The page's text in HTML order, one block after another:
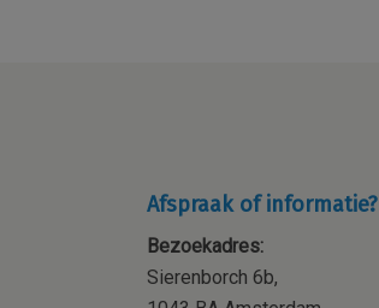
Afspraak of informatie?
Bezoekadres:
Sierenborch 6b,